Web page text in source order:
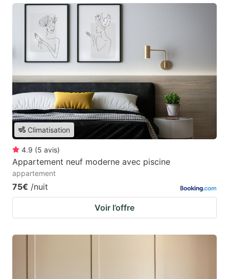
Climatisation
4.9 (5 avis)
Appartement neuf moderne avec piscine
appartement
75€ /nuit
Voir l’offre